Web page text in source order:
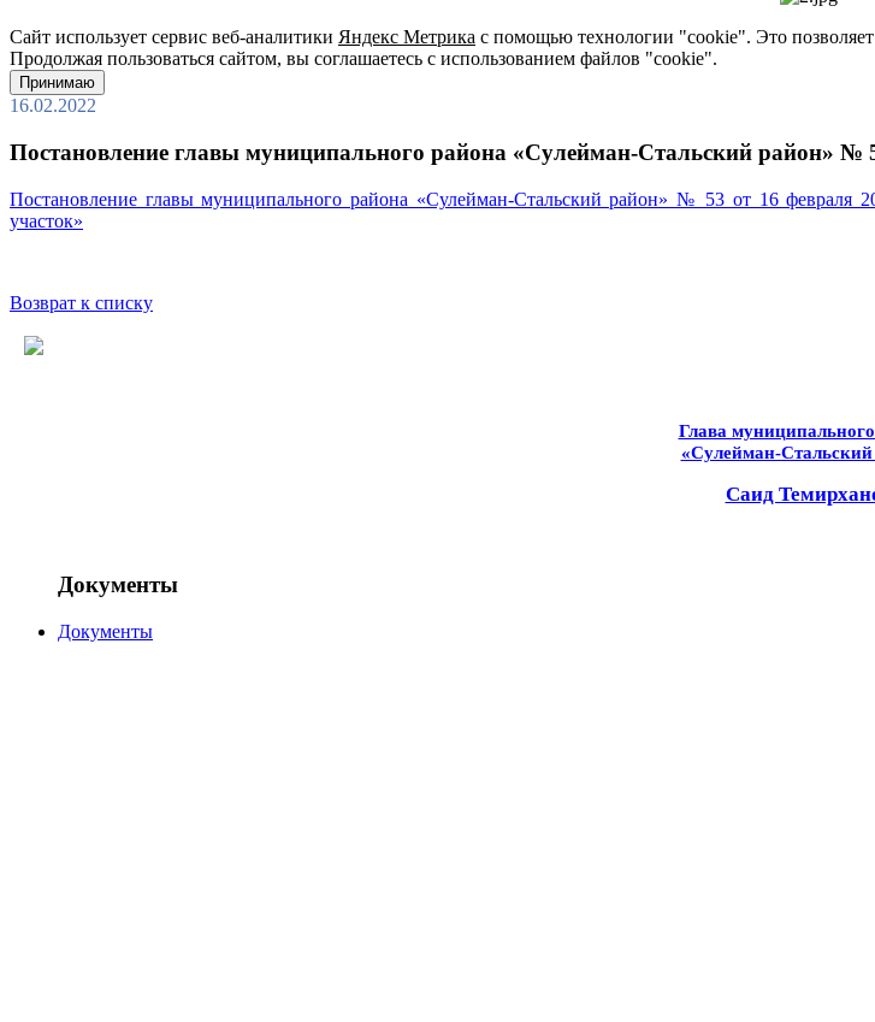
Сайт использует сервис веб-аналитики Яндекс Метрика с помощью технологии "cookie". Это позволяет
Продолжая пользоваться сайтом, вы соглашаетесь с использованием файлов "cookie".
Принимаю
16.02.2022
Постановление главы муниципального района «Сулейман-Стальский район» №
Постановление главы муниципального района «Сулейман-Стальский район» № 53 от 16 февраля
участок»
Возврат к списку
Глава
«Сулейман-Стальский
Саид
Документы
Документы